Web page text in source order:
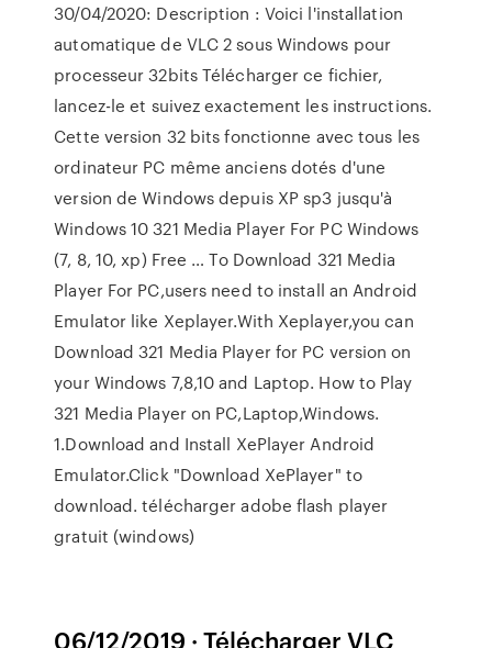
30/04/2020: Description : Voici l'installation
automatique de VLC 2 sous Windows pour
processeur 32bits Télécharger ce fichier,
lancez-le et suivez exactement les instructions.
Cette version 32 bits fonctionne avec tous les
ordinateur PC même anciens dotés d'une
version de Windows depuis XP sp3 jusqu'à
Windows 10 321 Media Player For PC Windows
(7, 8, 10, xp) Free … To Download 321 Media
Player For PC,users need to install an Android
Emulator like Xeplayer.With Xeplayer,you can
Download 321 Media Player for PC version on
your Windows 7,8,10 and Laptop. How to Play
321 Media Player on PC,Laptop,Windows.
1.Download and Install XePlayer Android
Emulator.Click "Download XePlayer" to
download. télécharger adobe flash player
gratuit (windows)
06/12/2019 · Télécharger VLC